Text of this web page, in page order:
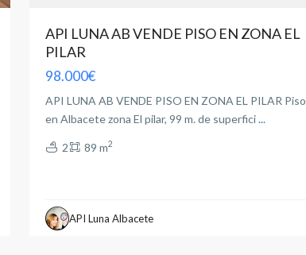
API LUNA AB VENDE PISO EN ZONA EL
PILAR
98.000€
API LUNA AB VENDE PISO EN ZONA EL PILAR Piso
en Albacete zona El pilar, 99 m. de superfici...
2 89 m2
API Luna Albacete